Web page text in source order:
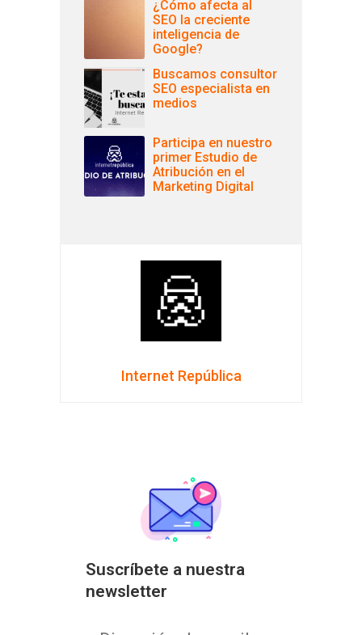
¿Cómo afecta al
SEO la creciente
inteligencia de
Google?
Buscamos consultor
SEO especialista en
medios
Participa en nuestro
primer Estudio de
Atribución en el
Marketing Digital
Internet República
Suscríbete a nuestra
newsletter